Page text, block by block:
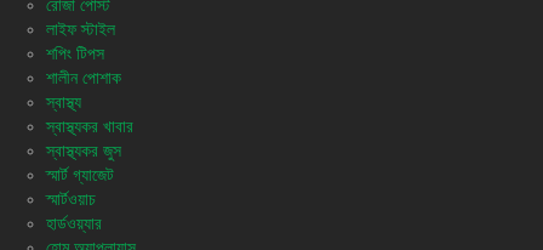
রোজা পোস্ট
লাইফ স্টাইল
শপিং টিপস
শালীন পোশাক
স্বাস্থ্য
স্বাস্থ্যকর খাবার
স্বাস্থ্যকর জুস
স্মার্ট গ্যাজেট
স্মার্টওয়াচ
হার্ডওয়্যার